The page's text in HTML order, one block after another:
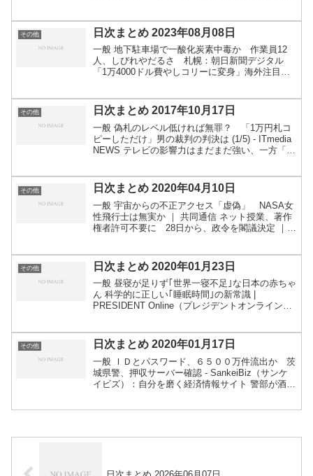
院委、...
その他 日次まとめ 2023年08月08日
一般 地下駐車場で一酸化炭素中毒か 作業員12
人、しびれやだるさ 札幌：朝日新聞デジタル
「1万4000ドル費やしコリーに変身」海外注目
その他 日次まとめ 2017年10月17日
一般 偽札のレベル低ければ無罪？ 「1万円札コ
ピーしただけ」男の裁判の判決は (1/5) - ITmedia
NEWS テレビの影響力はまだまだ強い、一方「新
その他 日次まとめ 2020年04月10日
一般 宇宙からの不正アクセス「虚偽」 NASA女
性飛行士は無実か ｜ 共同通信 ネット授業、著作
権者許可不要に 28日から、政令を閣議決定 ｜
その他 日次まとめ 2020年01月23日
一般 昼寝が足りず｢世界一寝不足｣な日本の赤ちゃ
ん 科学的に正しい｢睡眠時間｣の新常識 |
PRESIDENT Online（プレジデントオンライン）
その他 日次まとめ 2020年01月17日
一般 ＩＤとパスワード、６５００万件流出か 茨
城県警、押収サーバー確認 - SankeiBiz（サンケ
イビズ）：自分を磨く経済情報サイト 警部が酒気